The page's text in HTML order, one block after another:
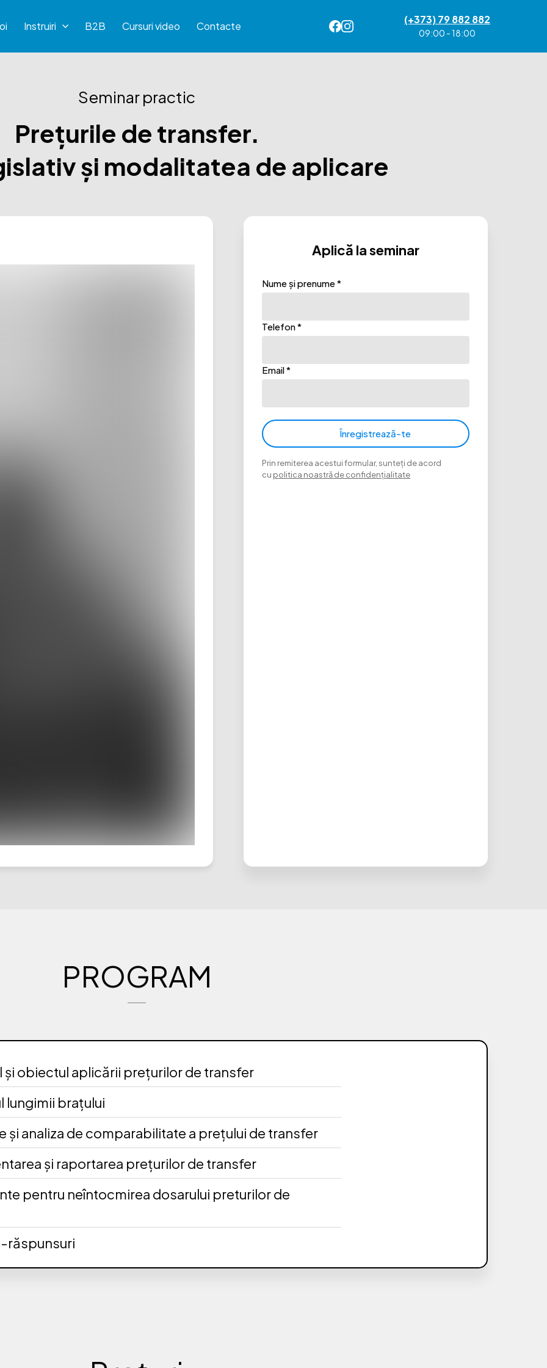
Instruiri B2B Cursuri video Contacte
(+373) 79 882 882
09:00 - 18:00
Seminar practic
Prețurile de transfer.
și modalitatea de aplicare
Aplică la seminar
Nume și prenume *
Telefon *
Email *
Înregistrează-te
Prin remiterea acestui formular, sunteți de acord
cu politica noastră de confidențialitate
PROGRAM
și obiectul aplicării prețurilor de transfer
lungimii brațului
și analiza de comparabilitate a prețului de transfer
și raportarea prețurilor de transfer
pentru neîntocmirea dosarului preturilor de
răspunsuri